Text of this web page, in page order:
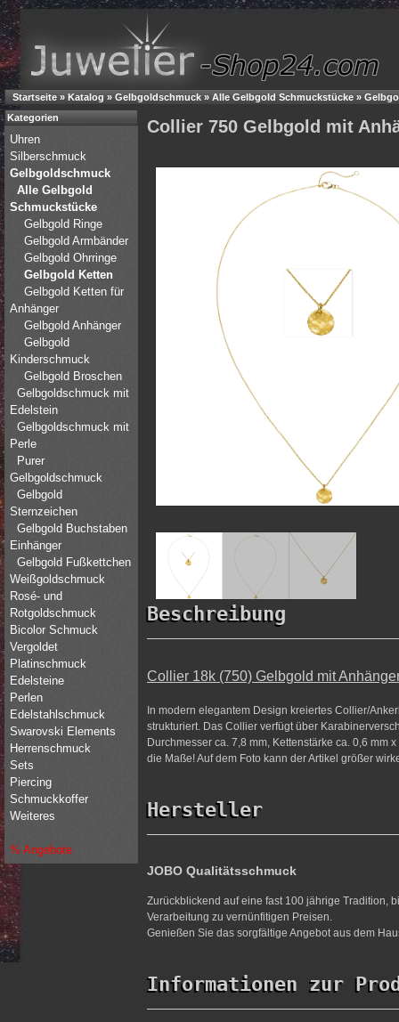
Startseite » Katalog » Gelbgoldschmuck » Alle Gelbgold Schmuckstücke »
Collier 750 Gelbgold mit
Beschreibung
Collier 18k (750) Gelbgold mit
In modern elegantem Design kreiertes Collier/
strukturiert. Das Collier verfügt über
Durchmesser ca. 7,8 mm, Kettenstärke ca. 0,6 mm
die Maße! Auf dem Foto kann der Artikel größer
Hersteller
JOBO Qualitätsschmuck
Zurückblickend auf eine fast 100 jährige Tradition,
Verarbeitung zu vernünfitigen Preisen.
Genießen Sie das sorgfältige Angebot aus dem
Informationen zur
Kategorien
Uhren
Silberschmuck
Gelbgoldschmuck
Alle Gelbgold
Schmuckstücke
Gelbgold Ringe
Gelbgold Armbänder
Gelbgold Ohrringe
Gelbgold Ketten
Gelbgold Ketten für
Anhänger
Gelbgold Anhänger
Gelbgold
Kinderschmuck
Gelbgold Broschen
Gelbgoldschmuck mit
Edelstein
Gelbgoldschmuck mit
Perle
Purer
Gelbgoldschmuck
Gelbgold
Sternzeichen
Gelbgold Buchstaben
Einhänger
Gelbgold Fußkettchen
Weißgoldschmuck
Rosé- und
Rotgoldschmuck
Bicolor Schmuck
Vergoldet
Platinschmuck
Edelsteine
Perlen
Edelstahlschmuck
Swarovski Elements
Herrenschmuck
Sets
Piercing
Schmuckkoffer
Weiteres
% Angebote